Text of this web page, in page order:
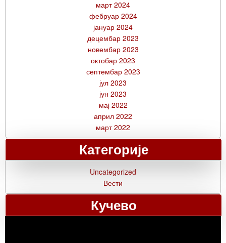
март 2024
фебруар 2024
јануар 2024
децембар 2023
новембар 2023
октобар 2023
септембар 2023
јул 2023
јун 2023
мај 2022
април 2022
март 2022
Категорије
Uncategorized
Вести
Кучево